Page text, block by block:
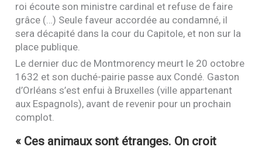
roi écoute son ministre cardinal et refuse de faire
grâce (…) Seule faveur accordée au condamné, il
sera décapité dans la cour du Capitole, et non sur la
place publique.
Le dernier duc de Montmorency meurt le 20 octobre
1632 et son duché-pairie passe aux Condé. Gaston
d’Orléans s’est enfui à Bruxelles (ville appartenant
aux Espagnols), avant de revenir pour un prochain
complot.
« Ces animaux sont étranges. On croit